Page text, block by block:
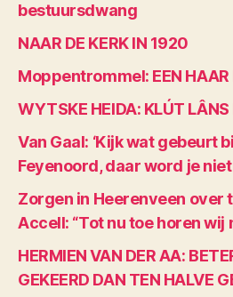
bestuursdwang
NAAR DE KERK IN 1920
Moppentrommel: EEN HAAR
WYTSKE HEIDA: KLÚT LÂNS
Van Gaal: ‘Kijk wat gebeurt
Feyenoord, daar word je
Zorgen in Heerenveen over
Accell: “Tot nu toe horen wij
HERMIEN VAN DER AA:
GEKEERD DAN TEN HALVE